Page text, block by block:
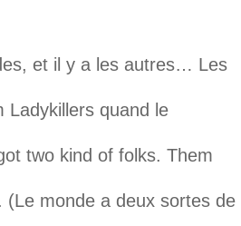
et il y a les autres… Les
Ladykillers quand le
two kind of folks. Them
(Le monde a deux sortes de